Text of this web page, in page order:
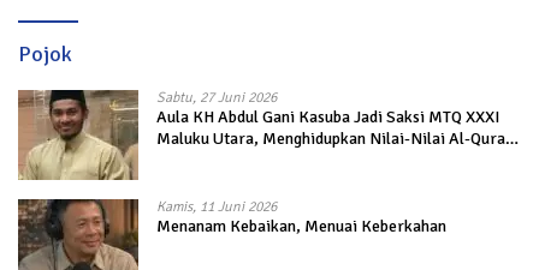
Pojok
Sabtu, 27 Juni 2026
Aula KH Abdul Gani Kasuba Jadi Saksi MTQ XXXI
Maluku Utara, Menghidupkan Nilai-Nilai Al-Quran
Kamis, 11 Juni 2026
Menanam Kebaikan, Menuai Keberkahan